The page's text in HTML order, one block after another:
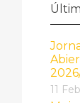
11